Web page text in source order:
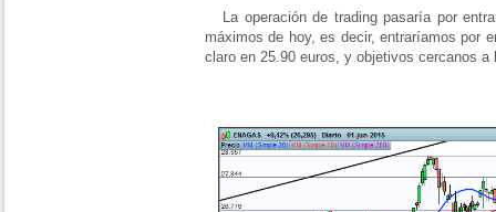
La operación de trading pasaría por
máximos de hoy, es decir, entraríamos por
claro en 25.90 euros, y objetivos cercanos a